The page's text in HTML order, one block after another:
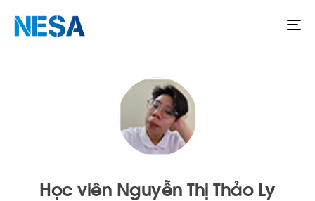
Học viên Nguyễn Thị Thảo Ly